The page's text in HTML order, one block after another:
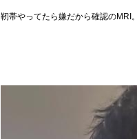
靭帯やってたら嫌だから確認のMRI